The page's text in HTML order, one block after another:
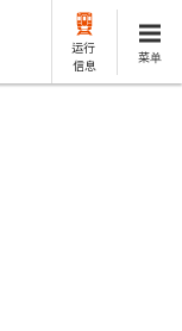
运行
信息
菜单